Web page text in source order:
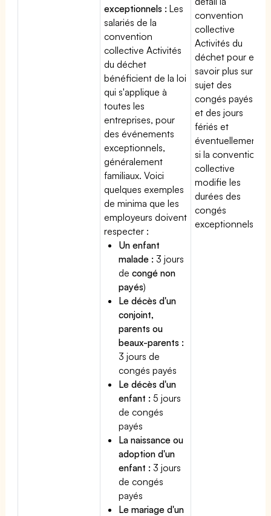
exceptionnels : Les
salariés de la
convention
collective Activités
du déchet
bénéficient de la loi
qui s'applique à
toutes les
entreprises, pour
des événements
exceptionnels,
généralement
familiaux. Voici
quelques exemples
de minima que les
employeurs doivent
respecter :
Un enfant
malade : 3 jours
decongé non
payés)
Le décès d'un
conjoint,
parents ou
beaux-parents :
3 jours de
congés payés
Le décès d'un
enfant : 5 jours
de congés
payés
La naissance ou
adoption d'un
enfant : 3 jours
de congés
payés
Le mariage d'un
convention
collective
Activités du
déchet pour en
savoir plus sur le
sujet des
congés payés
et des jours
fériés et
éventuellement
si la convention
collective
modifie les
durées des
congés
exceptionnels.